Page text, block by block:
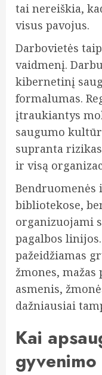
tai nereiškia,
visus pavojus.
Darbovietės
vaidmenį.
kibernetinį
formalumas.
įtraukiantys
saugumo
supranta
ir visą
Bendruomenės
bibliotekose,
organizuojami
pagalbos
pažeidžiamas
žmones, mažas
asmenis,
dažniausiai
Kai